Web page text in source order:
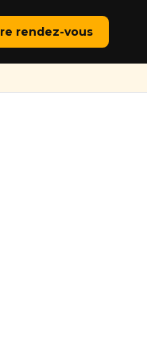
rendez-vous